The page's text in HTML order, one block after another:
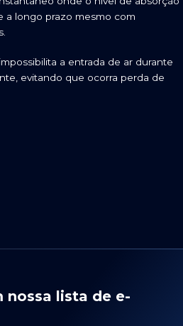
a longo prazo mesmo com
a entrada de ar durante
evitando que ocorra perda de
nossa lista de e-